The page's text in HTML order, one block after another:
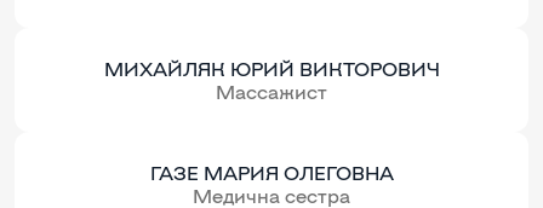
МИХАЙЛЯК ЮРИЙ ВИКТОРОВИЧ
Массажист
ГАЗЕ МАРИЯ ОЛЕГОВНА
Медична сестра